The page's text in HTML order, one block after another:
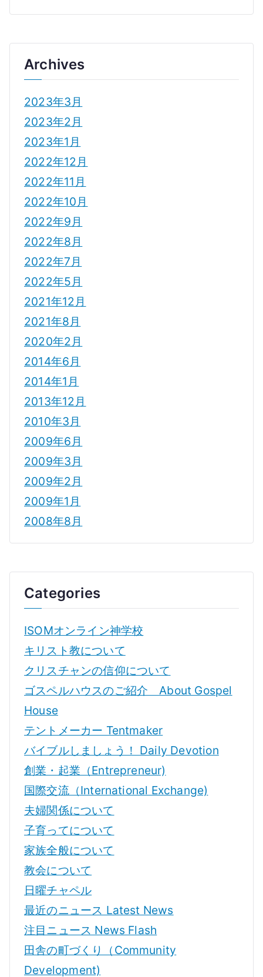
Archives
2023年3月
2023年2月
2023年1月
2022年12月
2022年11月
2022年10月
2022年9月
2022年8月
2022年7月
2022年5月
2021年12月
2021年8月
2020年2月
2014年6月
2014年1月
2013年12月
2010年3月
2009年6月
2009年3月
2009年2月
2009年1月
2008年8月
Categories
ISOMオンライン神学校
キリスト教について
クリスチャンの信仰について
ゴスペルハウスのご紹介 About Gospel
House
テントメーカー Tentmaker
バイブルしましょう！ Daily Devotion
創業・起業（Entrepreneur)
国際交流（International Exchange)
夫婦関係について
子育ってについて
家族全般について
教会について
日曜チャペル
最近のニュース Latest News
注目ニュース News Flash
田舎の町づくり（Community
Development)